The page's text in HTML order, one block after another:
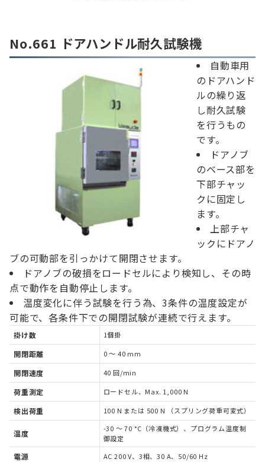
No.661 ドアハンドル耐久試験機
自動車用
のドアハンド
ルの繰り返
し耐久試験
を行うもの
です。
ドアノブ
のベース部を
下部チャッ
クに固定し
ます。
上部チャ
ックにドアノ
ブの可動部を引っかけて開閉させます。
ドアノブの破損をロードセルにより検知し、その時
点で動作を自動停止します。
温度変化に伴う試験を行う為、3条件の温度設定が
可能で、各条件下での開閉試験が連続で行えます。
掛け数 1個掛
開閉距離 0 ～ 40 mm
開閉速度 40 回/min
荷重測定 ロードセル、Max. 1,000 N
検出荷重 100 N または 500 N （スプリング荷重可変式）
温度
-30 ～ 70 °C（冷凍機式）、プログラム温度制
御設定
電源 AC 200 V、3相、30 A、50/60 Hz